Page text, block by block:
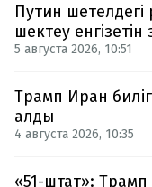
Путин шетелдегі
шектеу
5 августа 2026, 10:51
Трамп Иран
алды
4 августа 2026, 10:35
«51-штат»: